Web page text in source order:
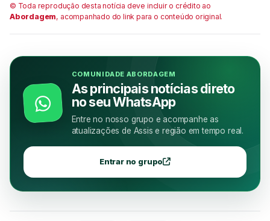
© Toda reprodução desta notícia deve incluir o crédito ao
Abordagem, acompanhado do link para o conteúdo original.
COMUNIDADE ABORDAGEM
As principais notícias direto
no seu WhatsApp
Entre no nosso grupo e acompanhe as
atualizações de Assis e região em tempo real.
Entrar no grupo